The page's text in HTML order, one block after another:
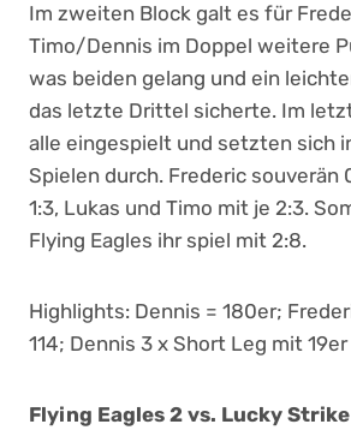
Im zweiten Block galt es für
Timo/Dennis im Doppel weitere
was beiden gelang und ein
das letzte Drittel sicherte. Im
alle eingespielt und setzten sich
Spielen durch. Frederic souverän
1:3, Lukas und Timo mit je 2:3.
Flying Eagles ihr spiel mit 2:8.
Highlights: Dennis = 180er;
114; Dennis 3 x Short Leg mit
Flying Eagles 2 vs. Lucky